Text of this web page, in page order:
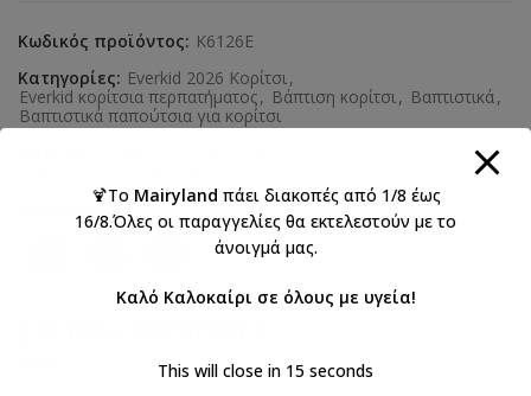
Κωδικός προϊόντος: K6126E
Κατηγορίες: Everkid 2026 Κορίτσι,
Everkid κορίτσια περπατήματος, Βάπτιση κορίτσι, Βαπτιστικά,
Βαπτιστικά παπούτσια για κορίτσι
Κοινοποιήστε:
🍹Το Mairyland πάει διακοπές από 1/8 έως
16/8.Όλες οι παραγγελίες θα εκτελεστούν με το
άνοιγμά μας.
Καλό Καλοκαίρι σε όλους με υγεία!
This will close in 15 seconds